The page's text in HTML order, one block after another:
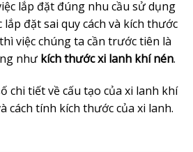
lắp đặt đúng nhu cầu sử dụng
lắp đặt sai quy cách và kích thước
thì việc chúng ta cần trước tiên là
như kích thước xi lanh khí nén.
chi tiết về cấu tạo của xi lanh khí
cách tính kích thước của xi lanh.